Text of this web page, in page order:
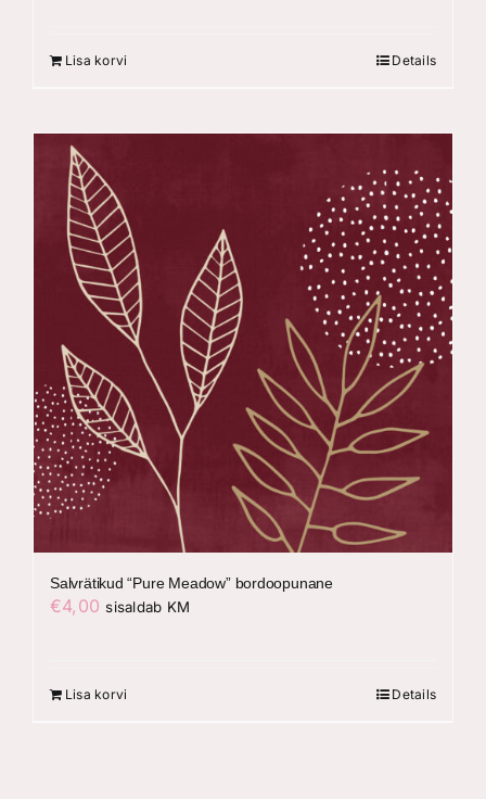
Lisa korvi Details
Salvrätikud “Pure Meadow” bordoopunane
€4,00 sisaldab KM
Lisa korvi Details